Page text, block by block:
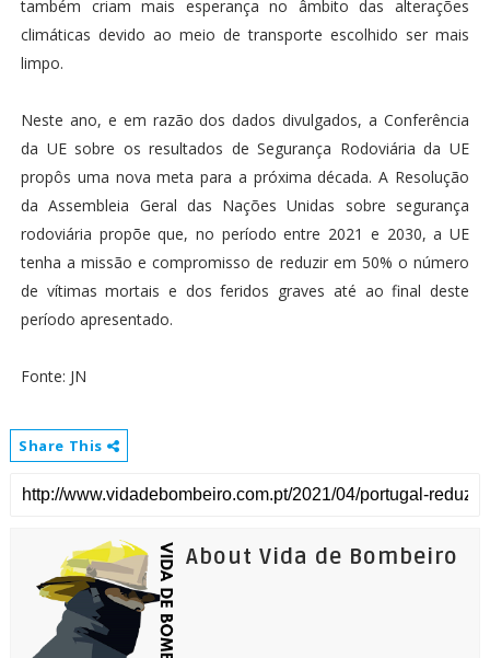
também criam mais esperança no âmbito das alterações
climáticas devido ao meio de transporte escolhido ser mais
limpo.
Neste ano, e em razão dos dados divulgados, a Conferência
da UE sobre os resultados de Segurança Rodoviária da UE
propôs uma nova meta para a próxima década. A Resolução
da Assembleia Geral das Nações Unidas sobre segurança
rodoviária propõe que, no período entre 2021 e 2030, a UE
tenha a missão e compromisso de reduzir em 50% o número
de vítimas mortais e dos feridos graves até ao final deste
período apresentado.
Fonte: JN
Share This
About Vida de Bombeiro